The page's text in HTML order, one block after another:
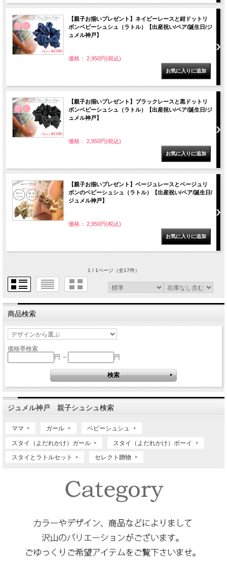
【親子お揃いプレゼント】ネイビーレースと紺ドットリ
ボンベビーシュシュ（ラトル）【出産祝い/ペア/誕生日/ジ
ュメル神戸】
価格： 2,950円(税込)
【親子お揃いプレゼント】ブラックレースと黒ドットリ
ボンベビーシュシュ（ラトル）【出産祝い/ペア/誕生日/ジ
ュメル神戸】
価格： 2,950円(税込)
【親子お揃いプレゼント】ベージュレースとベージュリ
ボンのベビーシュシュ（ラトル）【出産祝い/ペア/誕生日/
ジュメル神戸】
価格： 2,950円(税込)
1 / 1ページ（全17件）
商品検索
価格帯検索
円 ～
円
ジュメル神戸 親子シュシュ検索
ママ ガール ベビーシュシュ
スタイ（よだれかけ）ガール スタイ（よだれかけ）ボーイ
スタイとラトルセット セレクト贈物